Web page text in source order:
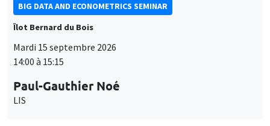
BIG DATA AND ECONOMETRICS SEMINAR
Îlot Bernard du Bois
Mardi 15 septembre 2026
14:00 à 15:15
Paul-Gauthier Noé
LIS